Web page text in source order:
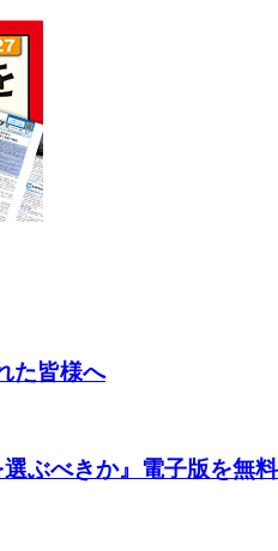
た皆様へ
ぶべきか』電子版を無